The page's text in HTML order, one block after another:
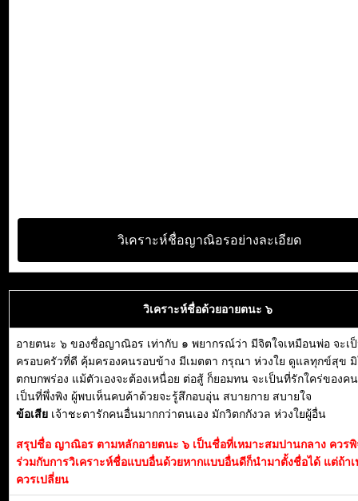
วิเคราะห์ชื่อญาณิอรอย่างละเอียด
วิเคราะห์ชื่อด้วยอายตนะ ๖
อายตนะ ๖ ของชื่อญาณิอร เท่ากับ ๑ พยากรณ์ว่า มีจิตใจเหมือนพ่อ จะเ
ครอบครัวที่ดี คุ้มครองคนรอบข้าง มีเมตตา กรุณา ห่วงใย ดูแลทุกข์สุข
ตกบกพร่อง แม้ตัวเองจะต้องเหนื่อย ต่อสู้ ก็ยอมทน จะเป็นที่รักใคร่ของค
เป็นที่พึ่งพิง ผู้พบเห็นคบค้าด้วยจะรู้สึกอบอุ่น สบายกาย สบายใจ
ข้อเสีย เจ้าชะตารักคนอื่นมากกว่าตนเอง มักวิตกกังวล ห่วงใยผู้อื่น
สรุปชื่อ ญาณิอร ตามหลักอายตนะ ๖ เป็นชื่อที่เหมาะสมปานกลาง ควร
ร่วมกับการวิเคราะห์ชื่อแบบอื่นด้วยหากแบบอื่นดีก็นำมาตั้งชื่อได้ แต่ถ้า
ควรเปลี่ยน